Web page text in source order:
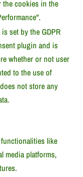
the cookies in the
set by the GDPR
plugin and is
whether or not user
to the use of
not store any
like
media platforms,